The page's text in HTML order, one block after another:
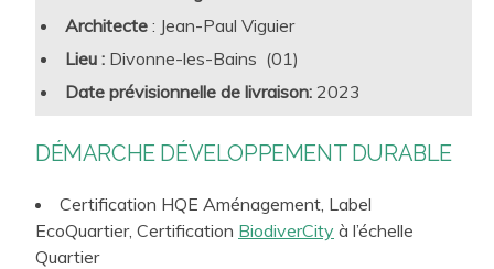
l’urbanisme et l’aménagement des pratiques clef pour
l’aggravation, ou au contraire, la résolution des grands
enjeux auxquels nous devons faire face. TERAO vous
expertises scientifiques et humaines pour la fabrique de
d’Aménagement
Ingénierie & Études au service des Maîtres d’Ouvrage
et Maîtres d’Œuvre
Architecte : Jean-Paul Viguier
Lieu : Divonne-les-Bains (01)
Date prévisionnelle de livraison: 2023
DÉMARCHE DÉVELOPPEMENT DURABLE
Certification HQE Aménagement, Label
EcoQuartier, Certification BiodiverCity à l’échelle
Quartier